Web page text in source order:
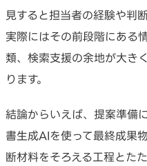
見すると担当者の経験や判
実際にはその前段階にある
類、検索支援の余地が大き
ります。
結論からいえば、提案準備
書生成AIを使って最終成果
断材料をそろえる工程とた